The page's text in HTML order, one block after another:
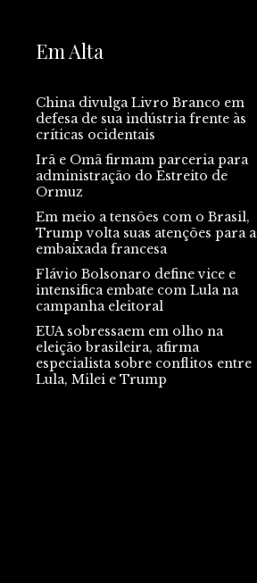
Em Alta
China divulga Livro Branco em
defesa de sua indústria frente às
críticas ocidentais
Irã e Omã firmam parceria para
administração do Estreito de
Ormuz
Em meio a tensões com o Brasil,
Trump volta suas atenções para a
embaixada francesa
Flávio Bolsonaro define vice e
intensifica embate com Lula na
campanha eleitoral
EUA sobressaem em olho na
eleição brasileira, afirma
especialista sobre conflitos entre
Lula, Milei e Trump